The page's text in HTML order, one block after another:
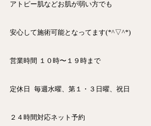
アトピー肌などお肌が弱い方でも
安心して施術可能となってます(*^▽^*)
営業時間 １０時〜１９時まで
定休日 毎週水曜、第１・３日曜、祝日
２４時間対応ネット予約